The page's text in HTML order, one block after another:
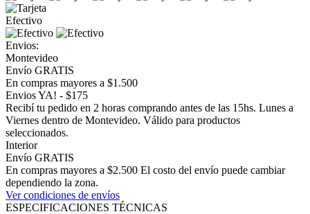
Efectivo
Envios:
Montevideo
Envío GRATIS
En compras mayores a $1.500
Envios YA! - $175
Recibí tu pedido en 2 horas comprando antes de las 15hs. Lunes a
Viernes dentro de Montevideo. Válido para productos
seleccionados.
Interior
Envío GRATIS
En compras mayores a $2.500 El costo del envío puede cambiar
dependiendo la zona.
Ver condiciones de envíos
ESPECIFICACIONES TÉCNICAS